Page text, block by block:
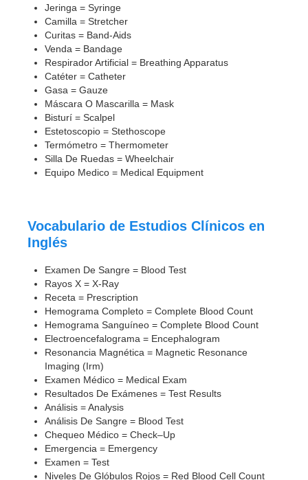
Jeringa = Syringe
Camilla = Stretcher
Curitas = Band-Aids
Venda = Bandage
Respirador Artificial = Breathing Apparatus
Catéter = Catheter
Gasa = Gauze
Máscara O Mascarilla = Mask
Bisturí = Scalpel
Estetoscopio = Stethoscope
Termómetro = Thermometer
Silla De Ruedas = Wheelchair
Equipo Medico = Medical Equipment
Vocabulario de Estudios Clínicos en
Inglés
Examen De Sangre = Blood Test
Rayos X = X-Ray
Receta = Prescription
Hemograma Completo = Complete Blood Count
Hemograma Sanguíneo = Complete Blood Count
Electroencefalograma = Encephalogram
Resonancia Magnética = Magnetic Resonance
Imaging (Irm)
Examen Médico = Medical Exam
Resultados De Exámenes = Test Results
Análisis = Analysis
Análisis De Sangre = Blood Test
Chequeo Médico = Check–Up
Emergencia = Emergency
Examen = Test
Niveles De Glóbulos Rojos = Red Blood Cell Count